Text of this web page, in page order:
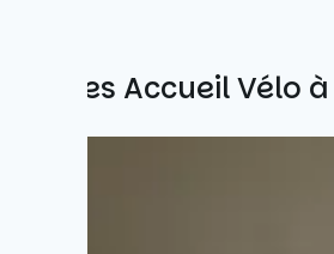
Autres Accueil Vélo